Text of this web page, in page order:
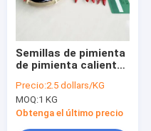
Semillas de pimienta
de pimienta caliente
cosechadas con
cuidado
Precio:2.5 dollars/KG
MOQ:1 KG
Obtenga el último precio